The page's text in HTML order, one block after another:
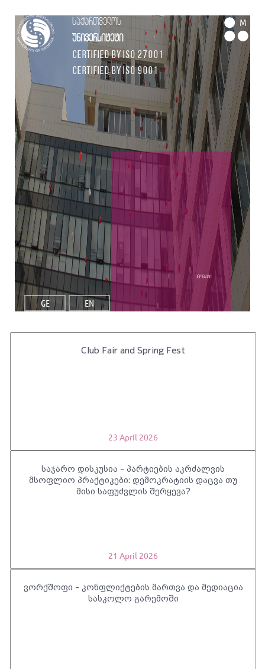
საქართველოს
უნივერსიტეტი
Certified by ISO 27001
Certified by ISO 9001
M
GE EN
ანონსები
Club Fair and Spring Fest
23 April 2026
საჯარო დისკუსია - პარტიების აკრძალვის
მსოფლიო პრაქტიკები: დემოკრატიის დაცვა თუ
მისი საფუძვლის შერყევა?
21 April 2026
ვორქშოფი - კონფლიქტების მართვა და მედიაცია
სასკოლო გარემოში